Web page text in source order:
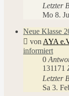
Letzter
Mo 8.
Neue Klasse
von AYA
informiert
0
131171
Letzter
Sa 3.